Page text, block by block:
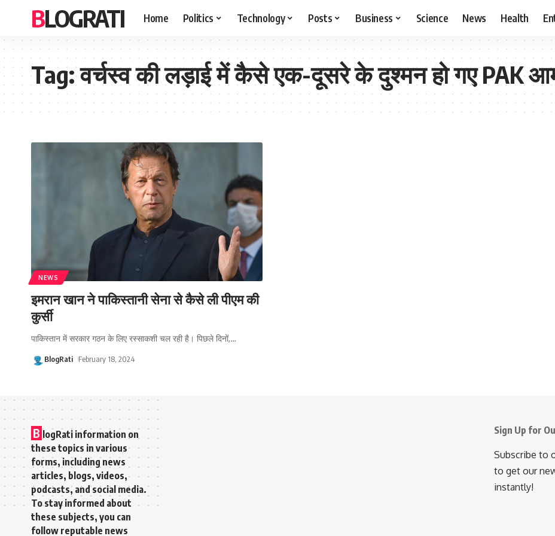
BLOGRATI Home Politics Technology Posts Business Science News Health
Tag:वर्चस्व की लड़ाई में कैसे एक-दूसरे के दुश्मन हो गए PAK
NEWS
इमरान खान ने पाकिस्तानी सेना से कैसे ली पीएम की
कुर्सी
पाकिस्तान में सरकार गठन के लिए रस्साकशी चल रही है। पिछले दिनों,…
BlogRati February 18, 2024
B logRati information on
these topics in various
forms, including news
articles, blogs, videos,
podcasts, and social media.
To stay informed about
these subjects, you can
follow reputable news
Sign Up for
Subscribe to
to get our
instantly!